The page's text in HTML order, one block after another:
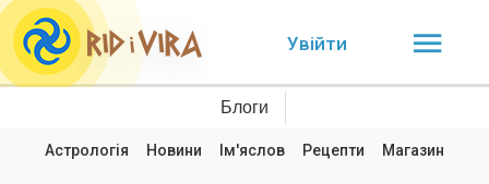
Увійти
Блоги
Астрологія Новини Ім'яслов Рецепти Магазин